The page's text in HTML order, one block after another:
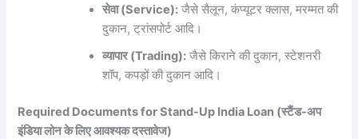
सेवा (Service): जैसे सैलून, कंप्यूटर क्लास, मरम्मत की
दुकान, ट्रांसपोर्ट आदि।
व्यापार (Trading): जैसे किराने की दुकान, स्टेशनरी
शॉप, कपड़ों की दुकान आदि।
Required Documents for Stand-Up India Loan (स्टैंड-अप
इंडियालोनकेलिएआवश्यकदस्तावेज)